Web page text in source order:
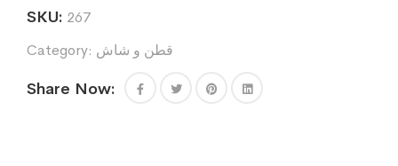
SKU: 267
Category: قطن و شاش
Share Now: